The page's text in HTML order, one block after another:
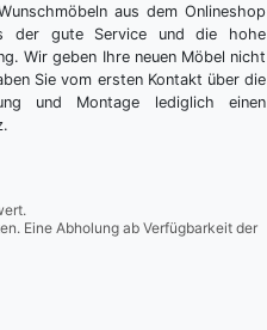
aus dem Onlineshop
der gute Service und die hohe
Wir geben Ihre neuen Möbel nicht
Sie vom ersten Kontakt über die
und Montage lediglich einen
Eine Abholung ab Verfügbarkeit der